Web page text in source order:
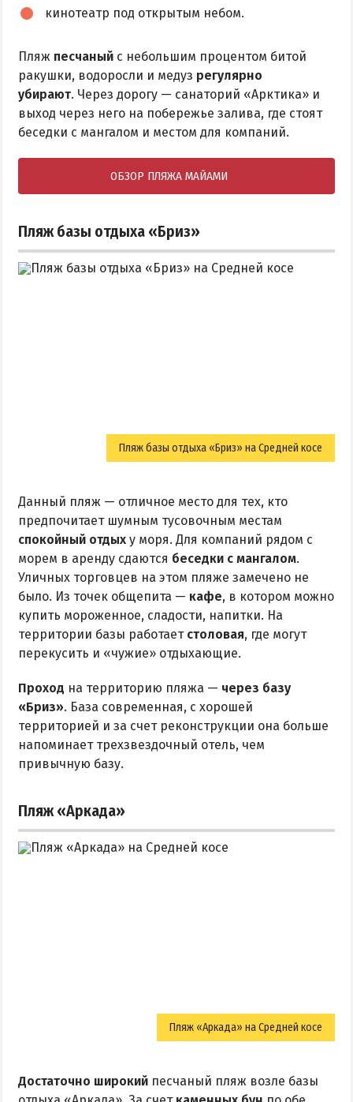
кинотеатр под открытым небом.
Пляж песчаный с небольшим процентом битой
ракушки, водоросли и медуз регулярно
убирают. Через дорогу — санаторий «Арктика» и
выход через него на побережье залива, где стоят
беседки с мангалом и местом для компаний.
ОБЗОР ПЛЯЖА МАЙАМИ
Пляж базы отдыха «Бриз»
Пляж базы отдыха «Бриз» на Средней косе
Данный пляж — отличное место для тех, кто
предпочитает шумным тусовочным местам
спокойный отдых у моря. Для компаний рядом с
морем в аренду сдаются беседки с мангалом.
Уличных торговцев на этом пляже замечено не
было. Из точек общепита — кафе, в котором можно
купить мороженное, сладости, напитки. На
территории базы работает столовая, где могут
перекусить и «чужие» отдыхающие.
Проход на территорию пляжа — через базу
«Бриз». База современная, с хорошей
территорией и за счет реконструкции она больше
напоминает трехзвездочный отель, чем
привычную базу.
Пляж «Аркада»
Пляж «Аркада» на Средней косе
Достаточно широкий песчаный пляж возле базы